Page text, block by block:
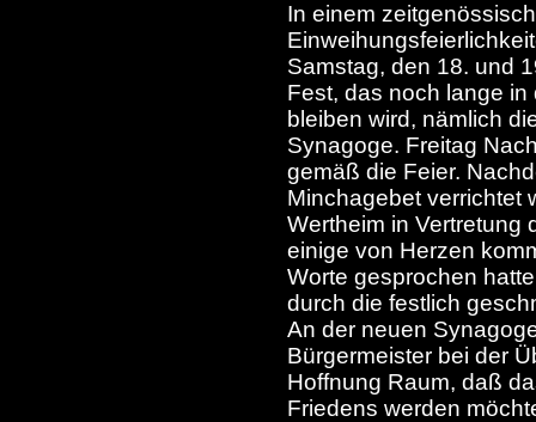
In einem
Samstag, den 18. und
Fest, das noch lange
bleiben wird, nämlich
Synagoge. Freitag
gemäß die Feier.
Minchagebet verrichtet
Wertheim in Vertretung
einige von Herzen
Worte gesprochen
durch die festlich
An der neuen
Bürgermeister bei der
Hoffnung Raum, daß
Friedens werden